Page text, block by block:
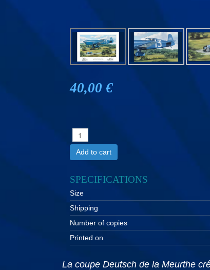
40,00 €
Add to cart
SPECIFICATIONS
Size
Shipping
Number of copies
Printed on
La coupe Deutsch de la Meurthe